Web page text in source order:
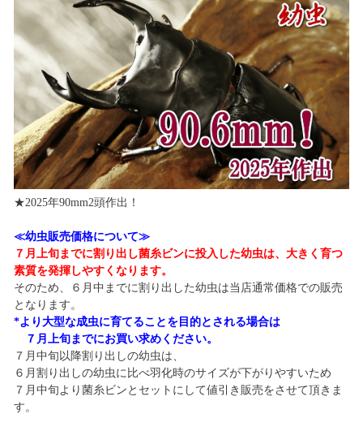
★2025年90mm2頭作出！
≪幼虫販売価格について≫
７月上旬までに割り出し菌糸ビンに投入した幼虫は、大きく育つ
素質を発揮しやすくなります。
そのため、６月中までに割り出した幼虫は当店通常価格での販売
となります。
*より大型な成虫に育てることを目的とされる場合は
７月上旬までにお買い求めください。
７月中旬以降割り出しの幼虫は、
６月割り出しの幼虫に比べ羽化時のサイズが下がりやすいため
７月中旬より菌糸ビンとセットにして値引き販売をさせて頂きま
す。